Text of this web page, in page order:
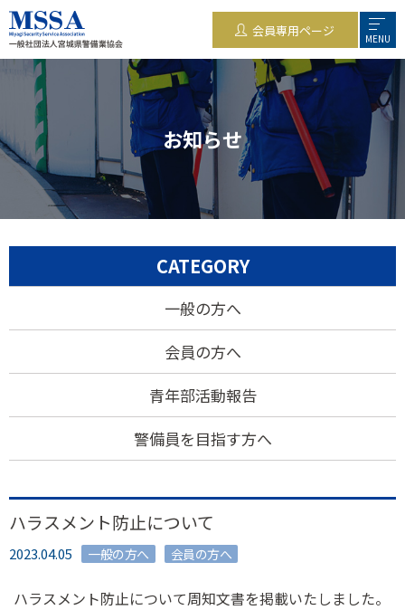
会員専用ページ MENU
お知らせ
ハラスメント防止について
2023.04.05 一般の方へ 会員の方へ
ハラスメント防止について周知文書を掲載いたしました。
CATEGORY
一般の方へ
会員の方へ
青年部活動報告
警備員を目指す方へ